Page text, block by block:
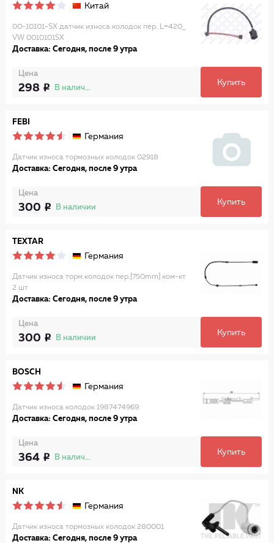
Китай
00-10101-SX датчик износа колодок пер. L=420_
VW 0010101SX
Доставка: Сегодня, после 9 утра
Цена
298 В наличии
Купить
FEBI
Германия
Датчик износа тормозных колодок 02918
Доставка: Сегодня, после 9 утра
Цена
300 В наличии
Купить
TEXTAR
Германия
Датчик износа торм.колодок пер.[750mm] ком-кт
2 шт
Доставка: Сегодня, после 9 утра
Цена
300 В наличии
Купить
BOSCH
Германия
Датчик износа колодок 1987474969
Доставка: Сегодня, после 9 утра
Цена
364 В наличии
Купить
NK
Германия
Датчик износа тормозных колодок 280001
Доставка: Сегодня, после 9 утра